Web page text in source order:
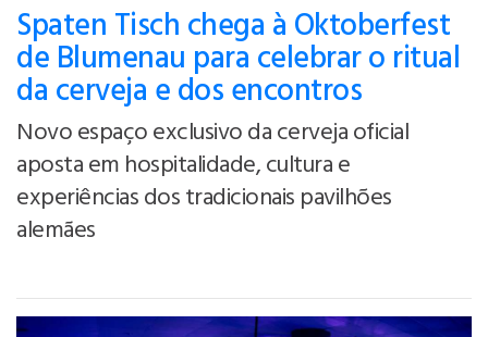
Spaten Tisch chega à Oktoberfest
de Blumenau para celebrar o ritual
da cerveja e dos encontros
Novo espaço exclusivo da cerveja oficial
aposta em hospitalidade, cultura e
experiências dos tradicionais pavilhões
alemães